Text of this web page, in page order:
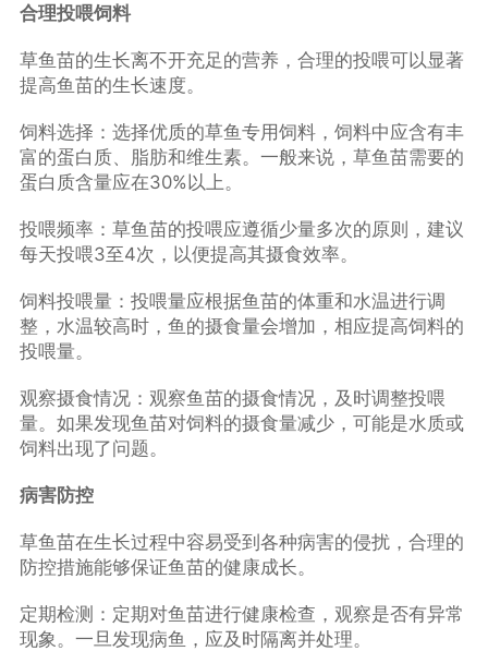
合理投喂饲料
草鱼苗的生长离不开充足的营养，合理的投喂可以显著
提高鱼苗的生长速度。
饲料选择：选择优质的草鱼专用饲料，饲料中应含有丰
富的蛋白质、脂肪和维生素。一般来说，草鱼苗需要的
蛋白质含量应在30%以上。
投喂频率：草鱼苗的投喂应遵循少量多次的原则，建议
每天投喂3至4次，以便提高其摄食效率。
饲料投喂量：投喂量应根据鱼苗的体重和水温进行调
整，水温较高时，鱼的摄食量会增加，相应提高饲料的
投喂量。
观察摄食情况：观察鱼苗的摄食情况，及时调整投喂
量。如果发现鱼苗对饲料的摄食量减少，可能是水质或
饲料出现了问题。
病害防控
草鱼苗在生长过程中容易受到各种病害的侵扰，合理的
防控措施能够保证鱼苗的健康成长。
定期检测：定期对鱼苗进行健康检查，观察是否有异常
现象。一旦发现病鱼，应及时隔离并处理。